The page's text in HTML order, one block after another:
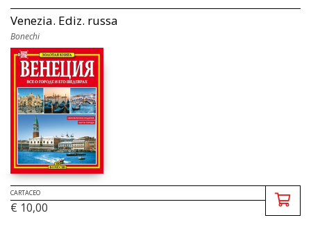
Venezia. Ediz. russa
Bonechi
CARTACEO
€ 10,00